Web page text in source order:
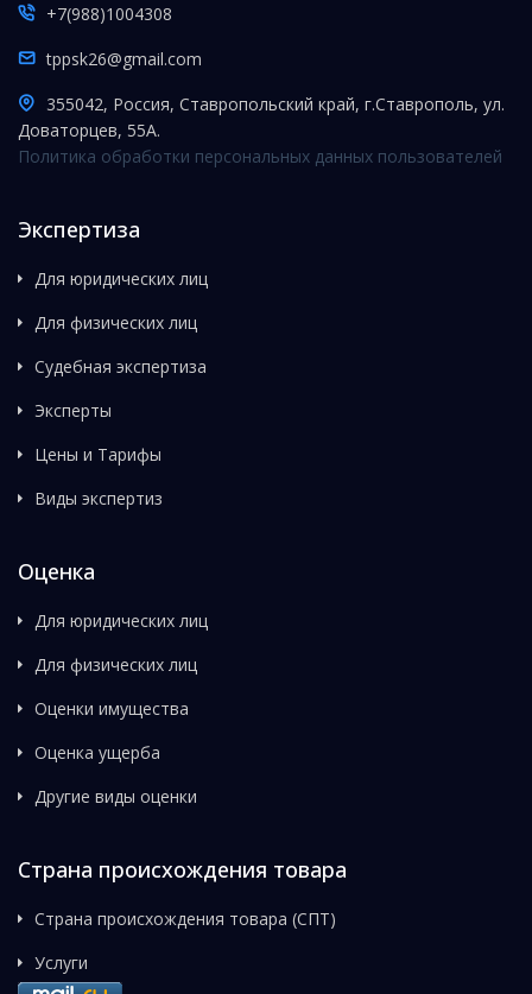
+7(988)1004308
tppsk26@gmail.com
355042, Россия, Ставропольский край, г.Ставрополь, ул.
Доваторцев, 55А.
Политика обработки персональных данных пользователей
Экспертиза
Для юридических лиц
Для физических лиц
Судебная экспертиза
Эксперты
Цены и Тарифы
Виды экспертиз
Оценка
Для юридических лиц
Для физических лиц
Оценки имущества
Оценка ущерба
Другие виды оценки
Страна происхождения товара
Страна происхождения товара (СПТ)
Услуги